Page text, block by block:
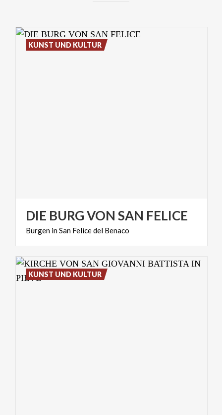
DIE BURGVON SAN FELICE
Burgen inSan Felicedel Benaco
KUNST UND KULTUR
KUNST UND KULTUR